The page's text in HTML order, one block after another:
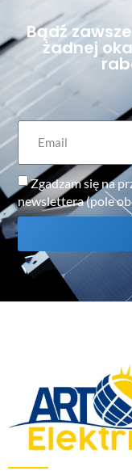
Bądź
żadnej
Zgadzam się na
newslettera (pole